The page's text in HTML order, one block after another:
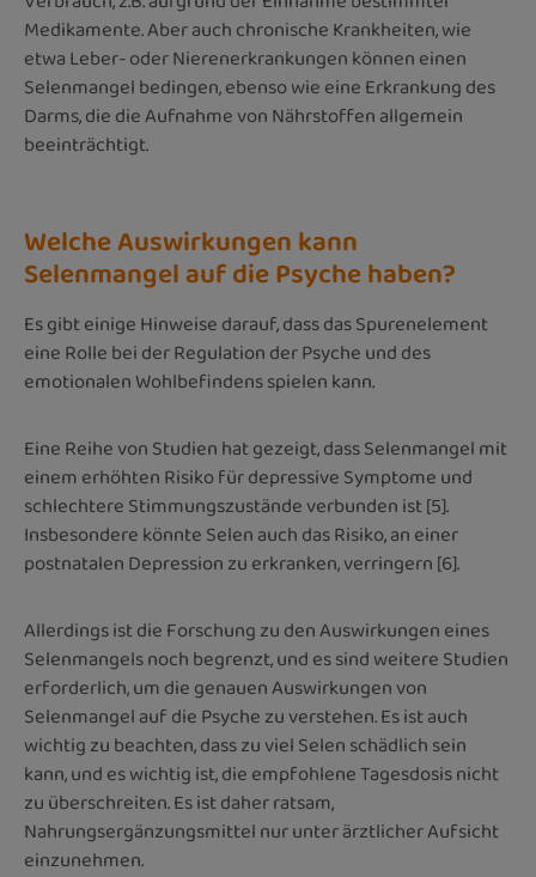
Medikamente.Aber auch chronische Krankheiten, wie
etwa Leber- oder Nierenerkrankungen können einen
Selenmangel bedingen, ebenso wie eine Erkrankung des
Darms, die die Aufnahme von Nährstoffen allgemein
beeinträchtigt.
Welche Auswirkungen kann
Selenmangel auf die Psyche haben?
Es gibt einige Hinweise darauf, dass das Spurenelement
eine Rolle bei der Regulation der Psyche und des
emotionalen Wohlbefindens spielen kann.
Eine Reihe von Studien hat gezeigt, dass Selenmangel mit
einem erhöhten Risiko für depressive Symptome und
schlechtere Stimmungszustände verbunden ist [5].
Insbesondere könnte Selen auch das Risiko, an einer
postnatalen Depression zu erkranken, verringern [6].
Allerdings ist die Forschung zu den Auswirkungen eines
Selenmangels noch begrenzt, und es sind weitere Studien
erforderlich, um die genauen Auswirkungen von
Selenmangel auf die Psyche zu verstehen. Es ist auch
wichtig zu beachten, dass zu viel Selen schädlich sein
kann, und es wichtig ist, die empfohlene Tagesdosis nicht
zu überschreiten. Es ist daher ratsam,
Nahrungsergänzungsmittel nur unter ärztlicher Aufsicht
einzunehmen.